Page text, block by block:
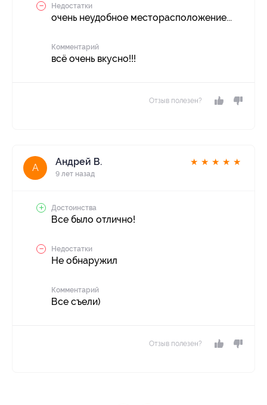
Недостатки
очень неудобное месторасположение...
Комментарий
всё очень вкусно!!!
Отзыв полезен?
А
Андрей В.
9 лет назад
★ ★ ★ ★ ★
Достоинства
Все было отлично!
Недостатки
Не обнаружил
Комментарий
Все съели)
Отзыв полезен?